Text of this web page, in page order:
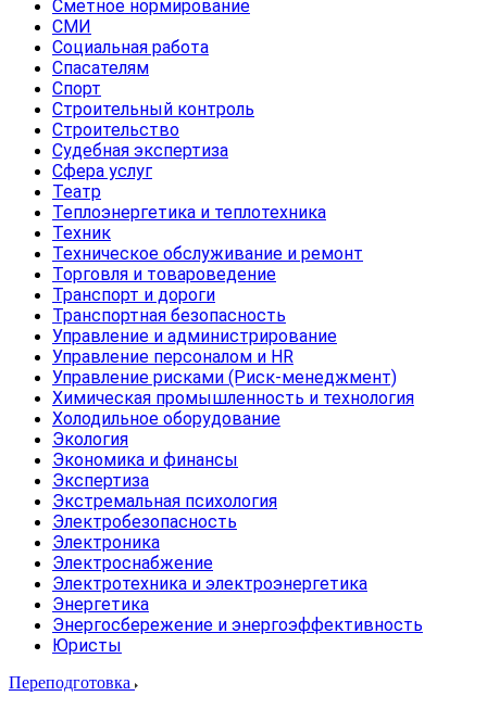
Сметное нормирование
СМИ
Социальная работа
Спасателям
Спорт
Строительный контроль
Строительство
Судебная экспертиза
Сфера услуг
Театр
Теплоэнергетика и теплотехника
Техник
Техническое обслуживание и ремонт
Торговля и товароведение
Транспорт и дороги
Транспортная безопасность
Управление и администрирование
Управление персоналом и HR
Управление рисками (Риск-менеджмент)
Химическая промышленность и технология
Холодильное оборудование
Экология
Экономика и финансы
Экспертиза
Экстремальная психология
Электробезопасность
Электроника
Электроснабжение
Электротехника и электроэнергетика
Энергетика
Энергосбережение и энергоэффективность
Юристы
Переподготовка